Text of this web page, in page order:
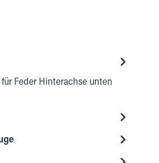
Feder Hinterachse unten